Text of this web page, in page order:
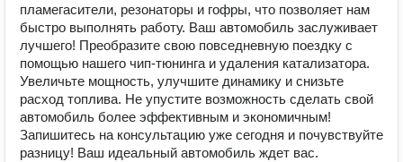
пламегасители, резонаторы и гофры, что позволяет нам
быстро выполнять работу. Ваш автомобиль заслуживает
лучшего! Преобразите свою повседневную поездку с
помощью нашего чип-тюнинга и удаления катализатора.
Увеличьте мощность, улучшите динамику и снизьте
расход топлива. Не упустите возможность сделать свой
автомобиль более эффективным и экономичным!
Запишитесь на консультацию уже сегодня и почувствуйте
разницу! Ваш идеальный автомобиль ждет вас.